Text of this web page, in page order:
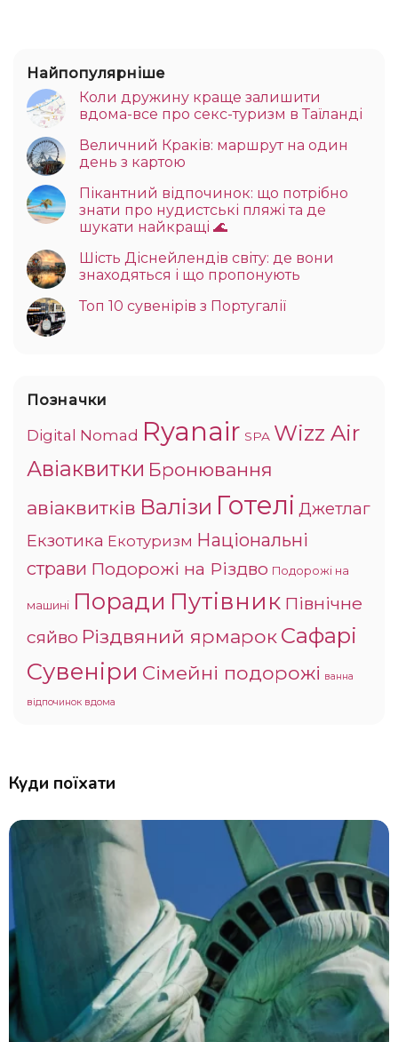
Найпопулярніше
Коли дружину краще залишити
вдома-все про секс-туризм в Таїланді
Величний Краків: маршрут на один
день з картою
Пікантний відпочинок: що потрібно
знати про нудистські пляжі та де
шукати найкращі 🌊
Шість Діснейлендів світу: де вони
знаходяться і що пропонують
Топ 10 сувенірів з Португалії
Позначки
Digital Nomad Ryanair SPA Wizz Air
Авіаквитки Бронювання
авіаквитків Валізи Готелі Джетлаг
Екзотика Екотуризм Національні
страви Подорожі на Різдво Подорожі на
машині Поради Путівник Північне
сяйво Різдвяний ярмарокСафарі
Сувеніри Сімейні подорожі ванна
відпочинок вдома
Куди поїхати